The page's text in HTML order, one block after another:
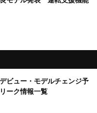
ビュー・モデルチェンジ予
ーク情報一覧